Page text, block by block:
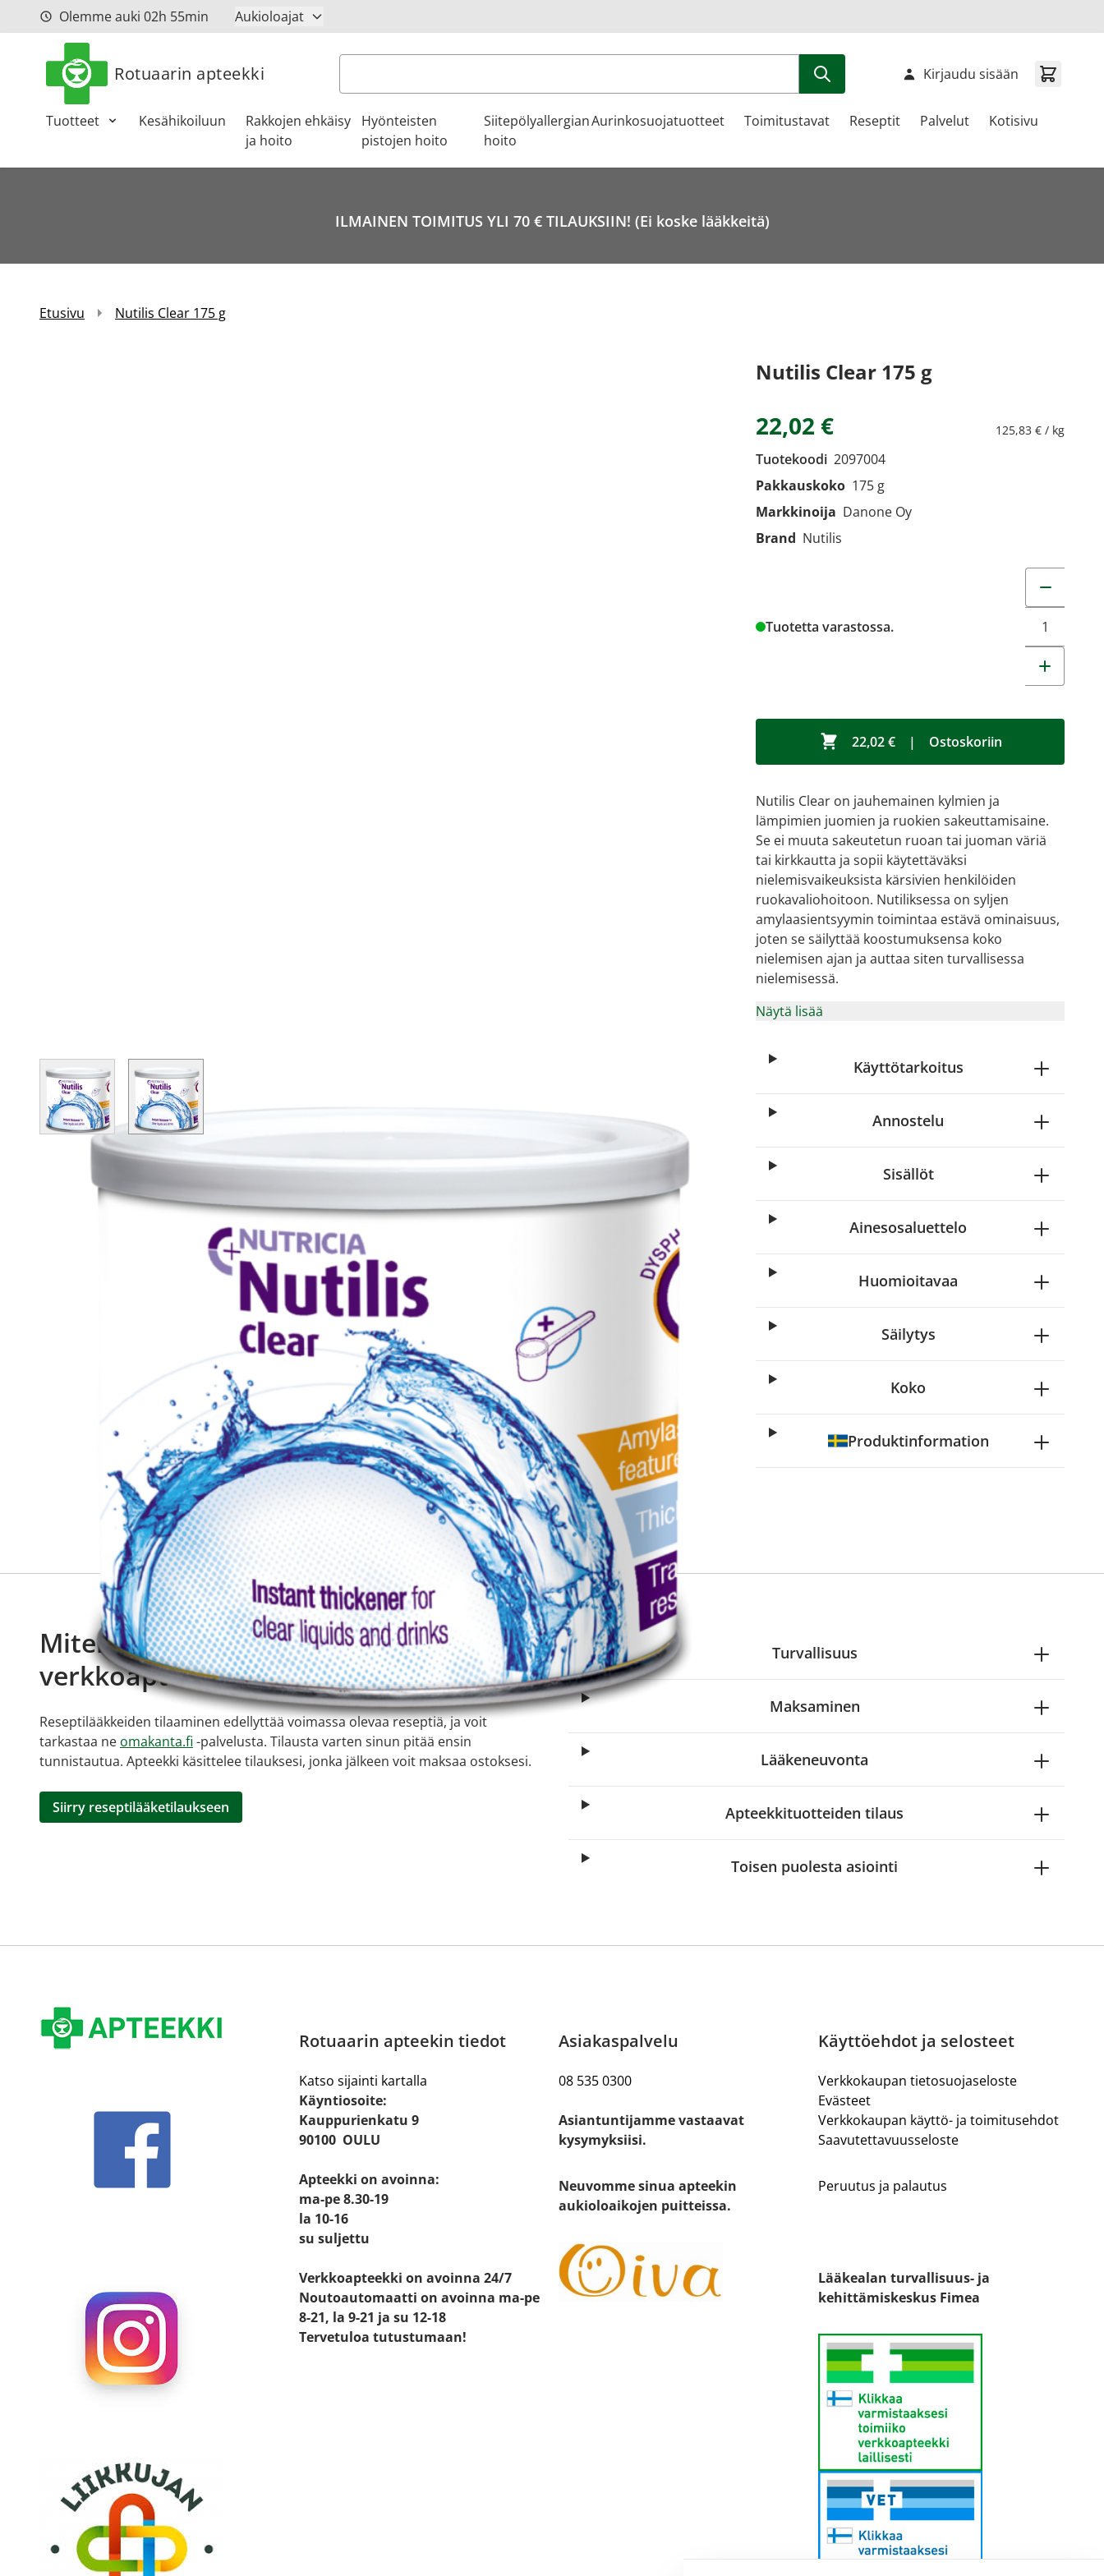
Siirry sisältöönOlemme auki 02h 55min Aukioloajat
Rotuaarin apteekki Haku
Tuotteet Kesähikoiluun
Rakkojen ehkäisy
ja hoito
Hyönteisten
pistojen hoito
Siitepölyallergian
hoito
Aurinkosuojatuotteet Toimitustavat Reseptit Palvelut Kotisivu
Kirjaudu sisään
ILMAINEN TOIMITUS YLI 70 € TILAUKSIIN! (Ei koske lääkkeitä)
Etusivu Nutilis Clear 175 g
View larger imageView larger image
Nutilis Clear 175 g
22,02 € 125,83 € / kg
Tuotekoodi 2097004
Pakkauskoko 175 g
Markkinoija Danone Oy
Brand Nutilis
Tuotetta varastossa.
22,02 € | Ostoskoriin
Nutilis Clear on jauhemainen kylmien ja
lämpimien juomien ja ruokien sakeuttamisaine.
Se ei muuta sakeutetun ruoan tai juoman väriä
tai kirkkautta ja sopii käytettäväksi
nielemisvaikeuksista kärsivien henkilöiden
ruokavaliohoitoon. Nutiliksessa on syljen
amylaasientsyymin toimintaa estävä ominaisuus,
joten se säilyttää koostumuksensa koko
nielemisen ajan ja auttaa siten turvallisessa
nielemisessä.
Näytä lisää
Käyttötarkoitus
Annostelu
Sisällöt
Ainesosaluettelo
Huomioitavaa
Säilytys
Koko
Produktinformation
Miten tilaan reseptilääkkeitä
verkkoapteekista?
Reseptilääkkeiden tilaaminen edellyttää voimassa olevaa reseptiä, ja voit
tarkastaa ne omakanta.fi -palvelusta. Tilausta varten sinun pitää ensin
tunnistautua. Apteekki käsittelee tilauksesi, jonka jälkeen voit maksaa ostoksesi.
Siirry reseptilääketilaukseen
Turvallisuus
Maksaminen
Lääkeneuvonta
Apteekkituotteiden tilaus
Toisen puolesta asiointi
Rotuaarin apteekin tiedot
Katso sijainti kartalla
Käyntiosoite:
Kauppurienkatu 9
90100 OULU
Apteekki on avoinna:
ma-pe 8.30-19
la 10-16
su suljettu
Verkkoapteekki on avoinna 24/7
Noutoautomaatti on avoinna ma-pe
8-21, la 9-21 ja su 12-18
Tervetuloa tutustumaan!
Asiakaspalvelu
08 535 0300
Asiantuntijamme vastaavat
kysymyksiisi.
Neuvomme sinua apteekin
aukioloaikojen puitteissa.
Käyttöehdot ja selosteet
Verkkokaupan tietosuojaseloste
Evästeet
Verkkokaupan käyttö- ja toimitusehdot
Saavutettavuusseloste
Peruutus ja palautus
Lääkealan turvallisuus- ja
kehittämiskeskus Fimea